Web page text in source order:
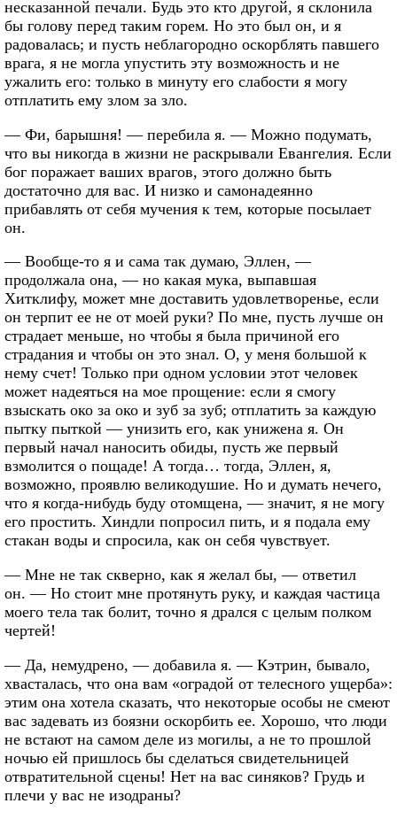
несказанной печали. Будь это кто другой, я склонила
бы голову перед таким горем. Но это был он, и я
радовалась; и пусть неблагородно оскорблять павшего
врага, я не могла упустить эту возможность и не
ужалить его: только в минуту его слабости я могу
отплатить ему злом за зло.
— Фи, барышня! — перебила я. — Можно подумать,
что вы никогда в жизни не раскрывали Евангелия. Если
бог поражает ваших врагов, этого должно быть
достаточно для вас. И низко и самонадеянно
прибавлять от себя мучения к тем, которые посылает
он.
— Вообще-то я и сама так думаю, Эллен, —
продолжала она, — но какая мука, выпавшая
Хитклифу, может мне доставить удовлетворенье, если
он терпит ее не от моей руки? По мне, пусть лучше он
страдает меньше, но чтобы я была причиной его
страдания и чтобы он это знал. О, у меня большой к
нему счет! Только при одном условии этот человек
может надеяться на мое прощение: если я смогу
взыскать око за око и зуб за зуб; отплатить за каждую
пытку пыткой — унизить его, как унижена я. Он
первый начал наносить обиды, пусть же первый
взмолится о пощаде! А тогда… тогда, Эллен, я,
возможно, проявлю великодушие. Но и думать нечего,
что я когда-нибудь буду отомщена, — значит, я не могу
его простить. Хиндли попросил пить, и я подала ему
стакан воды и спросила, как он себя чувствует.
— Мне не так скверно, как я желал бы, — ответил
он. — Но стоит мне протянуть руку, и каждая частица
моего тела так болит, точно я дрался с целым полком
чертей!
— Да, немудрено, — добавила я. — Кэтрин, бывало,
хвасталась, что она вам «оградой от телесного ущерба»:
этим она хотела сказать, что некоторые особы не смеют
вас задевать из боязни оскорбить ее. Хорошо, что люди
не встают на самом деле из могилы, а не то прошлой
ночью ей пришлось бы сделаться свидетельницей
отвратительной сцены! Нет на вас синяков? Грудь и
плечи у вас не изодраны?